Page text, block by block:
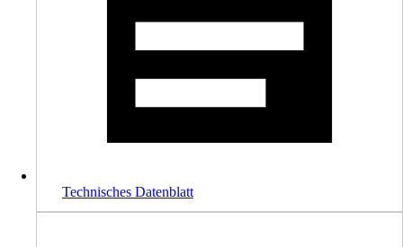
Technisches Datenblatt